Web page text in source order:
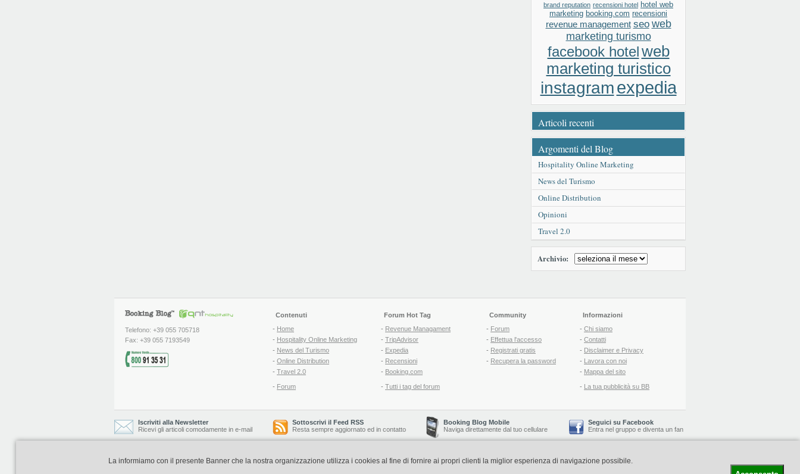
brand reputation recensioni hotel hotel web
marketing booking.com recensioni
revenue management seo web
marketing turismo
facebook hotelweb
marketing turistico
instagramexpedia
Articoli recenti
Argomenti del Blog
Hospitality Online Marketing
News del Turismo
Online Distribution
Opinioni
Travel 2.0
Archivio:
Telefono: +39 055 705718
Fax: +39 055 7193549
Contenuti
- Home
- Hospitality Online Marketing
- News del Turismo
- Online Distribution
- Travel 2.0
- Forum
Forum Hot Tag
- Revenue Managament
- TripAdvisor
- Expedia
- Recensioni
- Booking.com
- Tutti i tag del forum
Community
- Forum
- Effettua l'accesso
- Registrati gratis
- Recupera la password
Informazioni
- Chi siamo
- Contatti
- Disclaimer e Privacy
- Lavora con noi
- Mappa del sito
- La tua pubblicità su BB
Iscriviti alla Newsletter
Ricevi gli articoli comodamente in e-mail
Sottoscrivi il Feed RSS
Resta sempre aggiornato ed in contatto
Booking Blog Mobile
Naviga direttamente dal tuo cellulare
Seguici su Facebook
Entra nel gruppo e diventa un fan
Booking Blog è realizzato e curato da Copyright © 2006-2026 QNT S.r.l. Socio Unico -www.qnt.it-Booking Blog™ -Il blog del Web Marketing Turistico
La informiamo con il presente Banner che la nostra organizzazione utilizza i cookies al fine di fornire ai propri clienti la miglior esperienza di navigazione possibile.